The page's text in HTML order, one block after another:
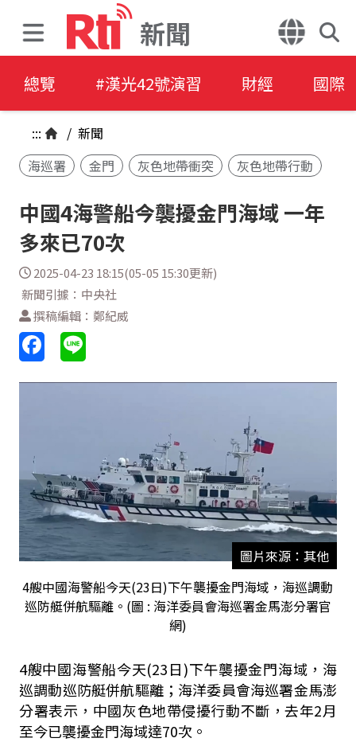
新聞
總覽 #漢光42號演習 財經 國際
::: / 新聞
海巡署
金門 灰色地帶衝突 灰色地帶行動
中國4海警船今襲擾金門海域 一年
多來已70次
2025-04-23 18:15(05-05 15:30更新)
新聞引據：中央社
撰稿編輯：鄭紀威
圖片來源：其他
4艘中國海警船今天(23日)下午襲擾金門海域，海巡調動
巡防艇併航驅離。(圖 : 海洋委員會海巡署金馬澎分署官
網)
4艘中國海警船今天(23日)下午襲擾金門海域，海
巡調動巡防艇併航驅離；海洋委員會海巡署金馬澎
分署表示，中國灰色地帶侵擾行動不斷，去年2月
至今已襲擾金門海域達70次。